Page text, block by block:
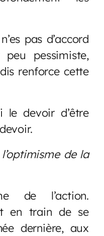
pas d’accord
pessimiste,
renforce cette
le devoir d’être
l’optimisme de la
de l’action.
en train de se
dernière, aux